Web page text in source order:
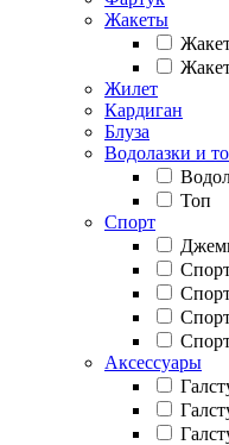
Жакеты
Жилет
Кардиган
Блуза
Водолазки и
Топ
Спорт
Аксессуары